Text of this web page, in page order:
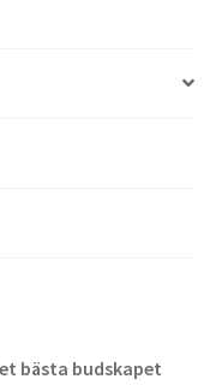
bästa budskapet